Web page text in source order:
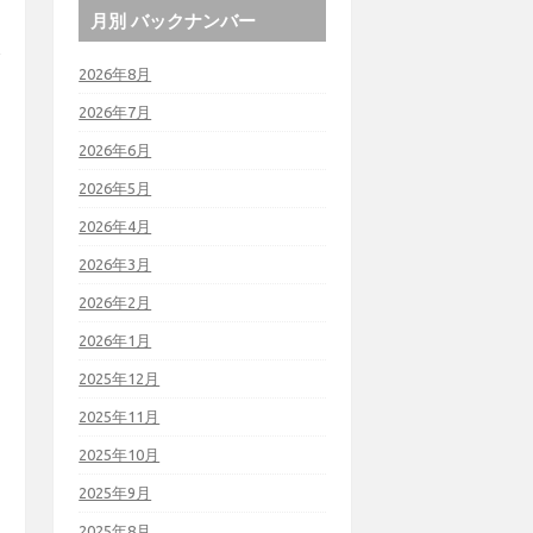
月別 バックナンバー
2026年8月
2026年7月
2026年6月
2026年5月
2026年4月
2026年3月
2026年2月
2026年1月
2025年12月
2025年11月
2025年10月
2025年9月